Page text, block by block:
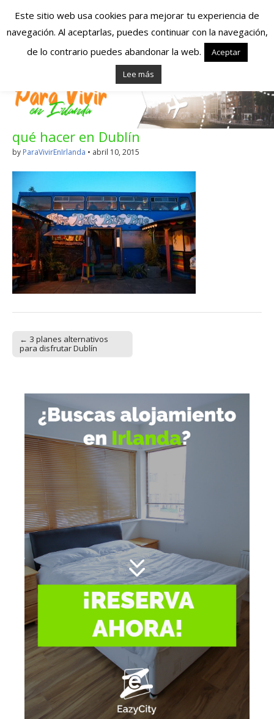
Españoles en
Irlanda – Vivir en
Irlanda – Trabajo
en Irlanda –
Alojamiento en
Irlanda
Blog dedicado a los que viven, estudian y trabajan en
Irlanda!
qué hacer en Dublín
by ParaVivirEnIrlanda • abril 10, 2015
Post navigation
← 3 planes alternativos
para disfrutar Dublín
Este sitio web usa cookies para mejorar tu experiencia de
navegación. Al aceptarlas, puedes continuar con la navegación,
de lo contrario puedes abandonar la web.
Aceptar
Lee más